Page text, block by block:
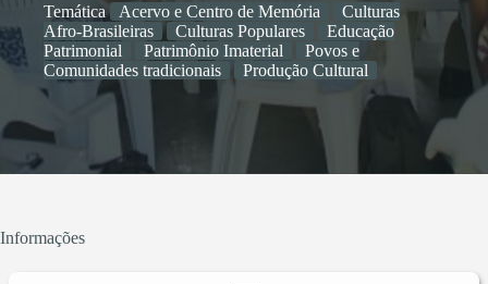
Temática Acervo e Centro de Memória
Culturas
Afro-Brasileiras
Culturas Populares
Educação
Patrimonial
Patrimônio Imaterial
Povos e
Comunidades tradicionais
Produção Cultural
Informações